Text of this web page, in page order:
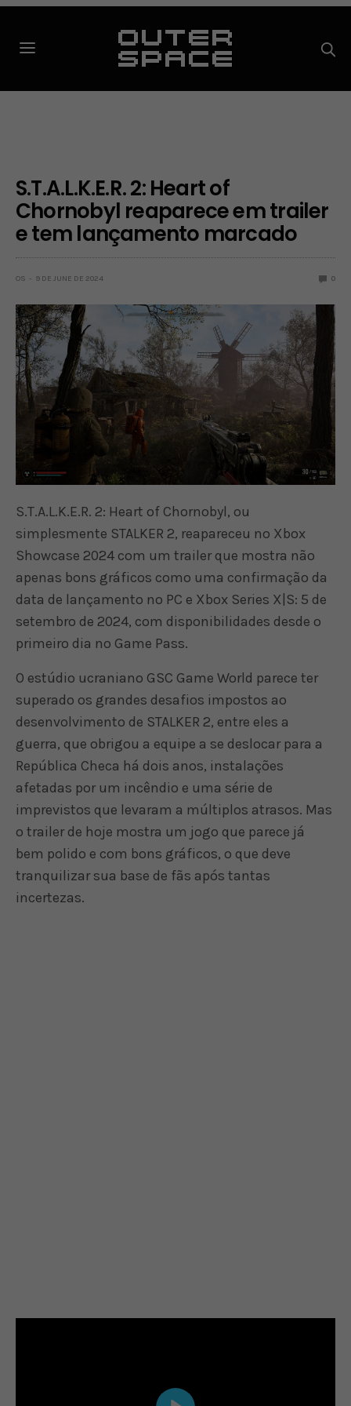
S.T.A.L.K.E.R. 2: Heart of
Chornobyl reaparece em trailer
e tem lançamento marcado
OS 9 DE JUNE DE 2024 0
S.T.A.L.K.E.R. 2: Heart of Chornobyl, ou
simplesmente STALKER 2, reapareceu no Xbox
Showcase 2024 com um trailer que mostra não
apenas bons gráficos como uma confirmação da
data de lançamento no PC e Xbox Series X|S: 5 de
setembro de 2024, com disponibilidades desde o
primeiro dia no Game Pass.
O estúdio ucraniano GSC Game World parece ter
superado os grandes desafios impostos ao
desenvolvimento de STALKER 2, entre eles a
guerra, que obrigou a equipe a se deslocar para a
República Checa há dois anos, instalações
afetadas por um incêndio e uma série de
imprevistos que levaram a múltiplos atrasos. Mas
o trailer de hoje mostra um jogo que parece já
bem polido e com bons gráficos, o que deve
tranquilizar sua base de fãs após tantas
incertezas.